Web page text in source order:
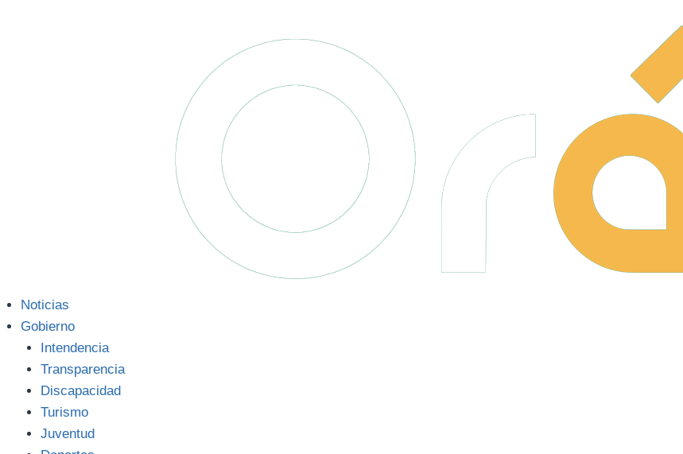
Noticias
Gobierno
Intendencia
Transparencia
Discapacidad
Turismo
Juventud